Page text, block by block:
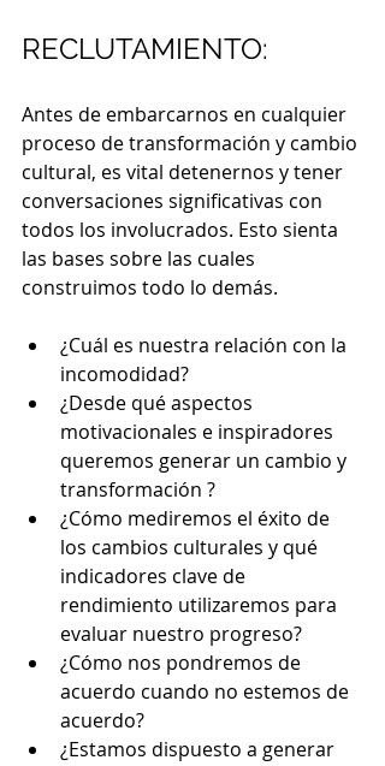
RECLUTAMIENTO:
Antes de embarcarnos en cualquier
proceso de transformación y cambio
cultural, es vital detenernos y tener
conversaciones significativas con
todos los involucrados. Esto sienta
las bases sobre las cuales
construimos todo lo demás.
¿Cuál es nuestra relación con la
incomodidad?
¿Desde qué aspectos
motivacionales e inspiradores
queremos generar un cambio y
transformación ?
¿Cómo mediremos el éxito de
los cambios culturales y qué
indicadores clave de
rendimiento utilizaremos para
evaluar nuestro progreso?
¿Cómo nos pondremos de
acuerdo cuando no estemos de
acuerdo?
¿Estamos dispuesto a generar